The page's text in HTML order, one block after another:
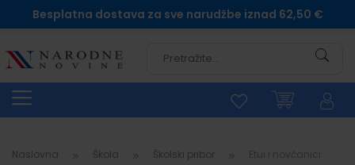
Besplatna dostava za sve narudžbe iznad 62,50 €
Naslovna Škola Školski pribor